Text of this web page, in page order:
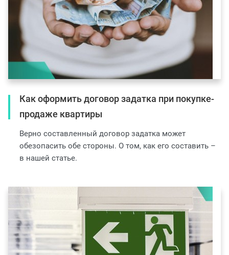
Как оформить договор задатка при покупке-
продаже квартиры
Верно составленный договор задатка может
обезопасить обе стороны. О том, как его составить –
в нашей статье.